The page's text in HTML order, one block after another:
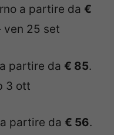
a partire da €
ven 25 set
partire da € 85.
3 ott
partire da € 56.